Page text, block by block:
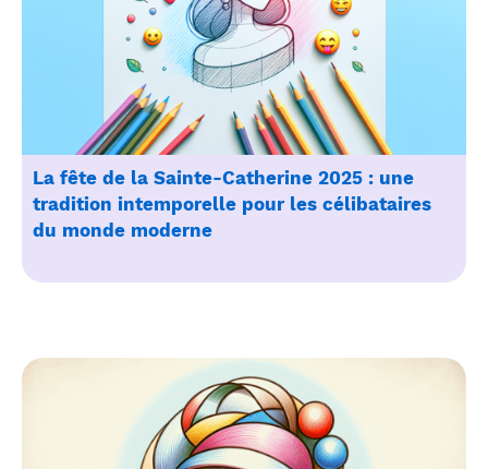
La fête de la Sainte-Catherine 2025 : une
tradition intemporelle pour les célibataires
du monde moderne